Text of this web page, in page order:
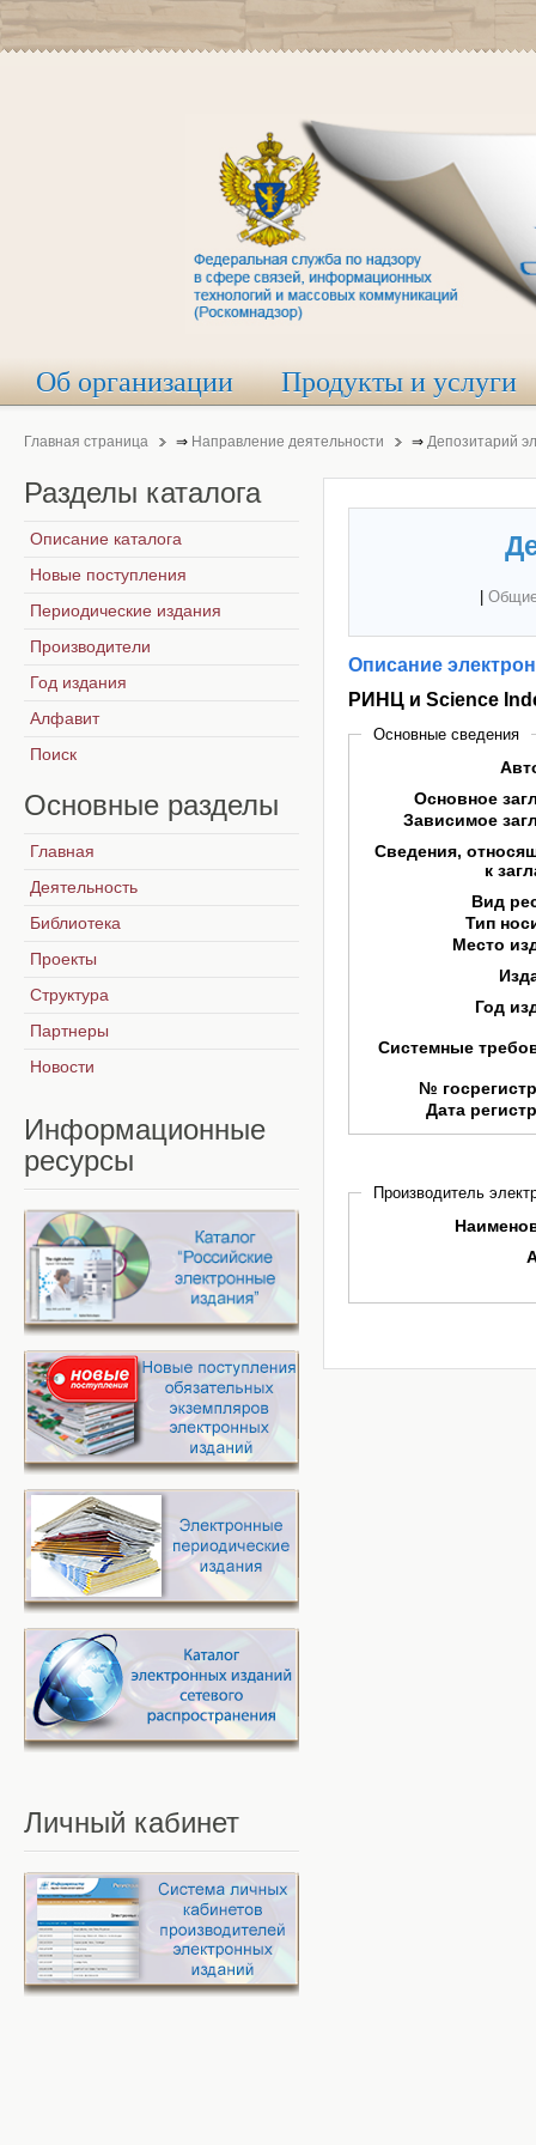
Об организации Продукты и услуги
Главная страница ⇒ Направление деятельности ⇒ Депозитарий
Описание
РИНЦ и Science
Основные сведения
Основное
Зависимое
Сведения,
к
Вид
Тип
Место
Год
Системные
№
Дата
Производитель
Разделы каталога
Описание каталога
Новые поступления
Периодические издания
Производители
Год издания
Алфавит
Поиск
Основные разделы
Главная
Деятельность
Библиотека
Проекты
Структура
Партнеры
Новости
Информационные
ресурсы
Личный кабинет